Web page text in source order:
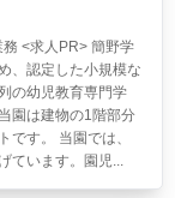
<求人PR> 簡野学
、認定した小規模な
の幼児教育専門学
園は建物の1階部分
です。 当園では、
ています。園児...